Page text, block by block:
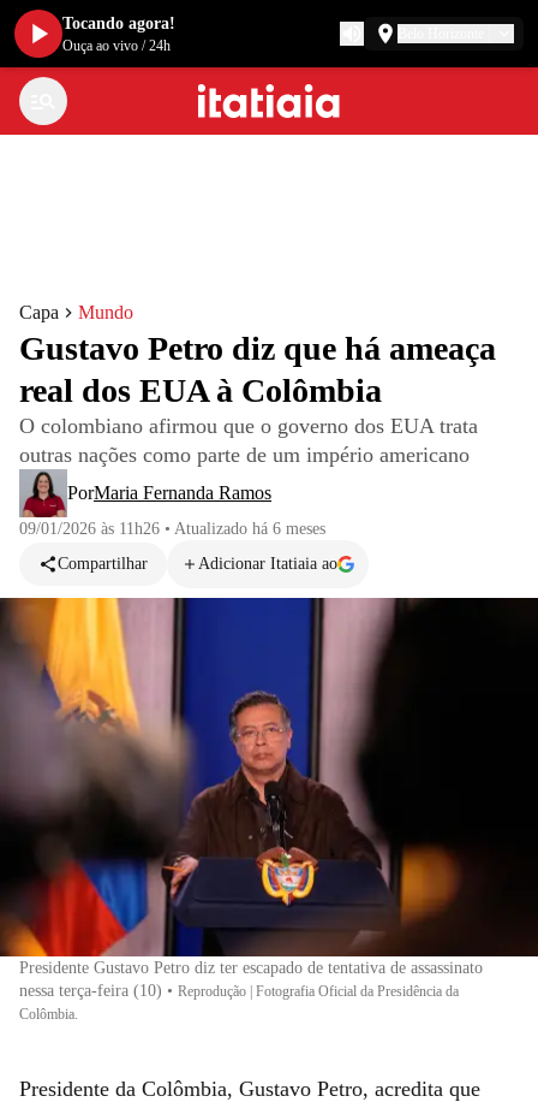
Capa Mundo
Gustavo Petro diz que há ameaça
real dos EUA à Colômbia
O colombiano afirmou que o governo dos EUA trata
outras nações como parte de um império americano
PorMaria Fernanda Ramos
09/01/2026 às 11h26 • Atualizado há 6 meses
Compartilhar
Adicionar Itatiaia ao
Presidente Gustavo Petro diz ter escapado de tentativa de assassinato
nessa terça-feira (10) • Reprodução | Fotografia Oficial da Presidência da
Colômbia.
Presidente da Colômbia, Gustavo Petro, acredita que
Tocando agora!
Ouça ao vivo /24h